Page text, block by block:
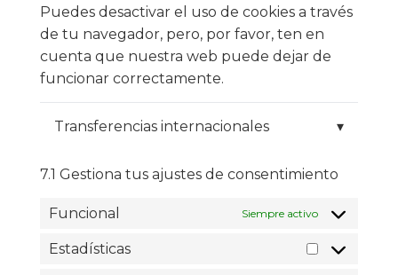
Puedes desactivar el uso de cookies a través
de tu navegador, pero, por favor, ten en
cuenta que nuestra web puede dejar de
funcionar correctamente.
Transferencias internacionales ▾
7.1 Gestiona tus ajustes de consentimiento
Funcional Siempre activo
Estadísticas